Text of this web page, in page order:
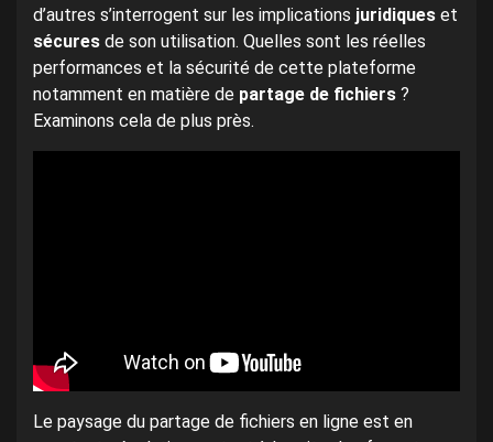
d’autres s’interrogent sur les implications juridiques et
sécures de son utilisation. Quelles sont les réelles
performances et la sécurité de cette plateforme
notamment en matière de partage de fichiers ?
Examinons cela de plus près.
Le paysage du partage de fichiers en ligne est en